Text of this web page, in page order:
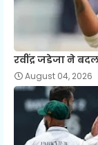
रवींद्र जडेजा ने
August 04, 2026